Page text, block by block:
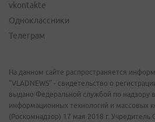
vkontakte
Одноклассники
Телеграм
На данном сайте распространяется
"VLADNEWS" - свидетельство о
выдано Федеральной службой по надзору
информационных технологий и массовых
(Роскомнадзор) 17 мая 2018 г.